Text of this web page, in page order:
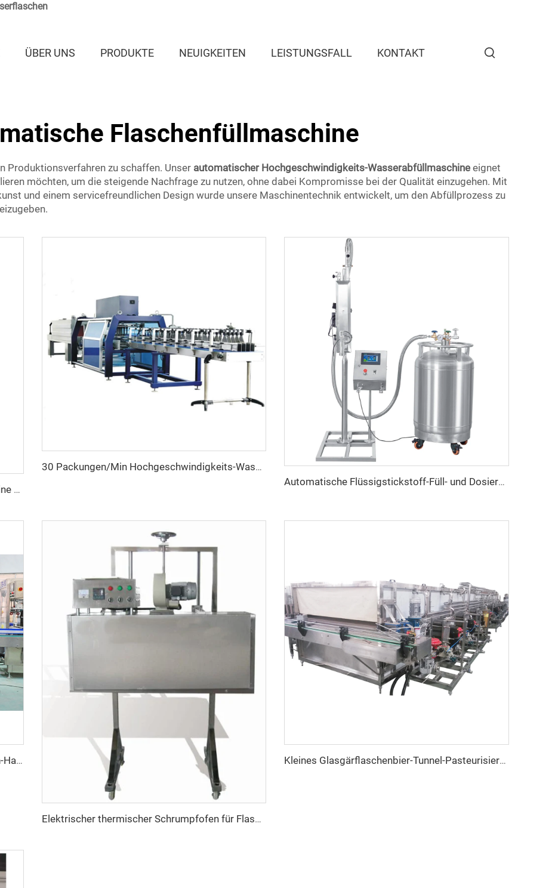
ÜBER UNS PRODUKTE NEUIGKEITEN LEISTUNGSFALL KONTAKT
Flaschenfüllmaschine
Produktionsverfahren zu schaffen. Unser automatischer Hochgeschwindigkeits-Wasserabfüllmaschine eignet
möchten, um die steigende Nachfrage zu nutzen, ohne dabei Kompromisse bei der Qualität einzugehen. Mit
und einem servicefreundlichen Design wurde unsere Maschinentechnik entwickelt, um den Abfüllprozess zu
750ml Weinflasche T-Kork-Verschließmaschine zum Verkauf, nicht wiederverwendbar DSJ-1 Mars
30 Packungen/Min Hochgeschwindigkeits-Wasser-Weichgetränkflasche Einzelrolle-Folienüberzug-Schrumpfmaschine
Automatische Flüssigstickstoff-Füll- und Dosiersprühanlage Preis für Öl, Wasser, PET-Flasche
Automatische Wasserkannen-Aerosol-Dosen-Halskappen-Verschließmaschine mit Sicherheits-PVC-Schrumpfschlauch-Etikettierautomat
Elektrischer thermischer Schrumpfofen für Flaschenhals-Tamper-Band
Kleines Glasgärflaschenbier-Tunnel-Pasteurisierungsanlage Maschine